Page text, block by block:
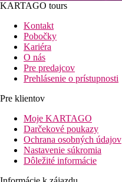
KARTAGO tours
Kontakt
Pobočky
Kariéra
O nás
Pre predajcov
Prehlásenie o prístupnosti
Pre klientov
Moje KARTAGO
Darčekové poukazy
Ochrana osobných údajov
Nastavenie súkromia
Dôležité informácie